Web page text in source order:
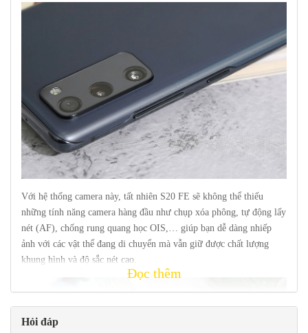
Với hệ thống camera này, tất nhiên S20 FE sẽ không thể thiếu
những tính năng camera hàng đầu như chụp xóa phông, tự động lấy
nét (AF), chống rung quang học OIS,… giúp bạn dễ dàng nhiếp
ảnh với các vật thể đang di chuyển mà vẫn giữ được chất lượng
khung hình và độ sắc nét cao.
Đọc thêm
Hỏi đáp